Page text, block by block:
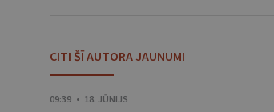
CITI ŠĪ AUTORA JAUNUMI
09:39 • 18. JŪNIJS